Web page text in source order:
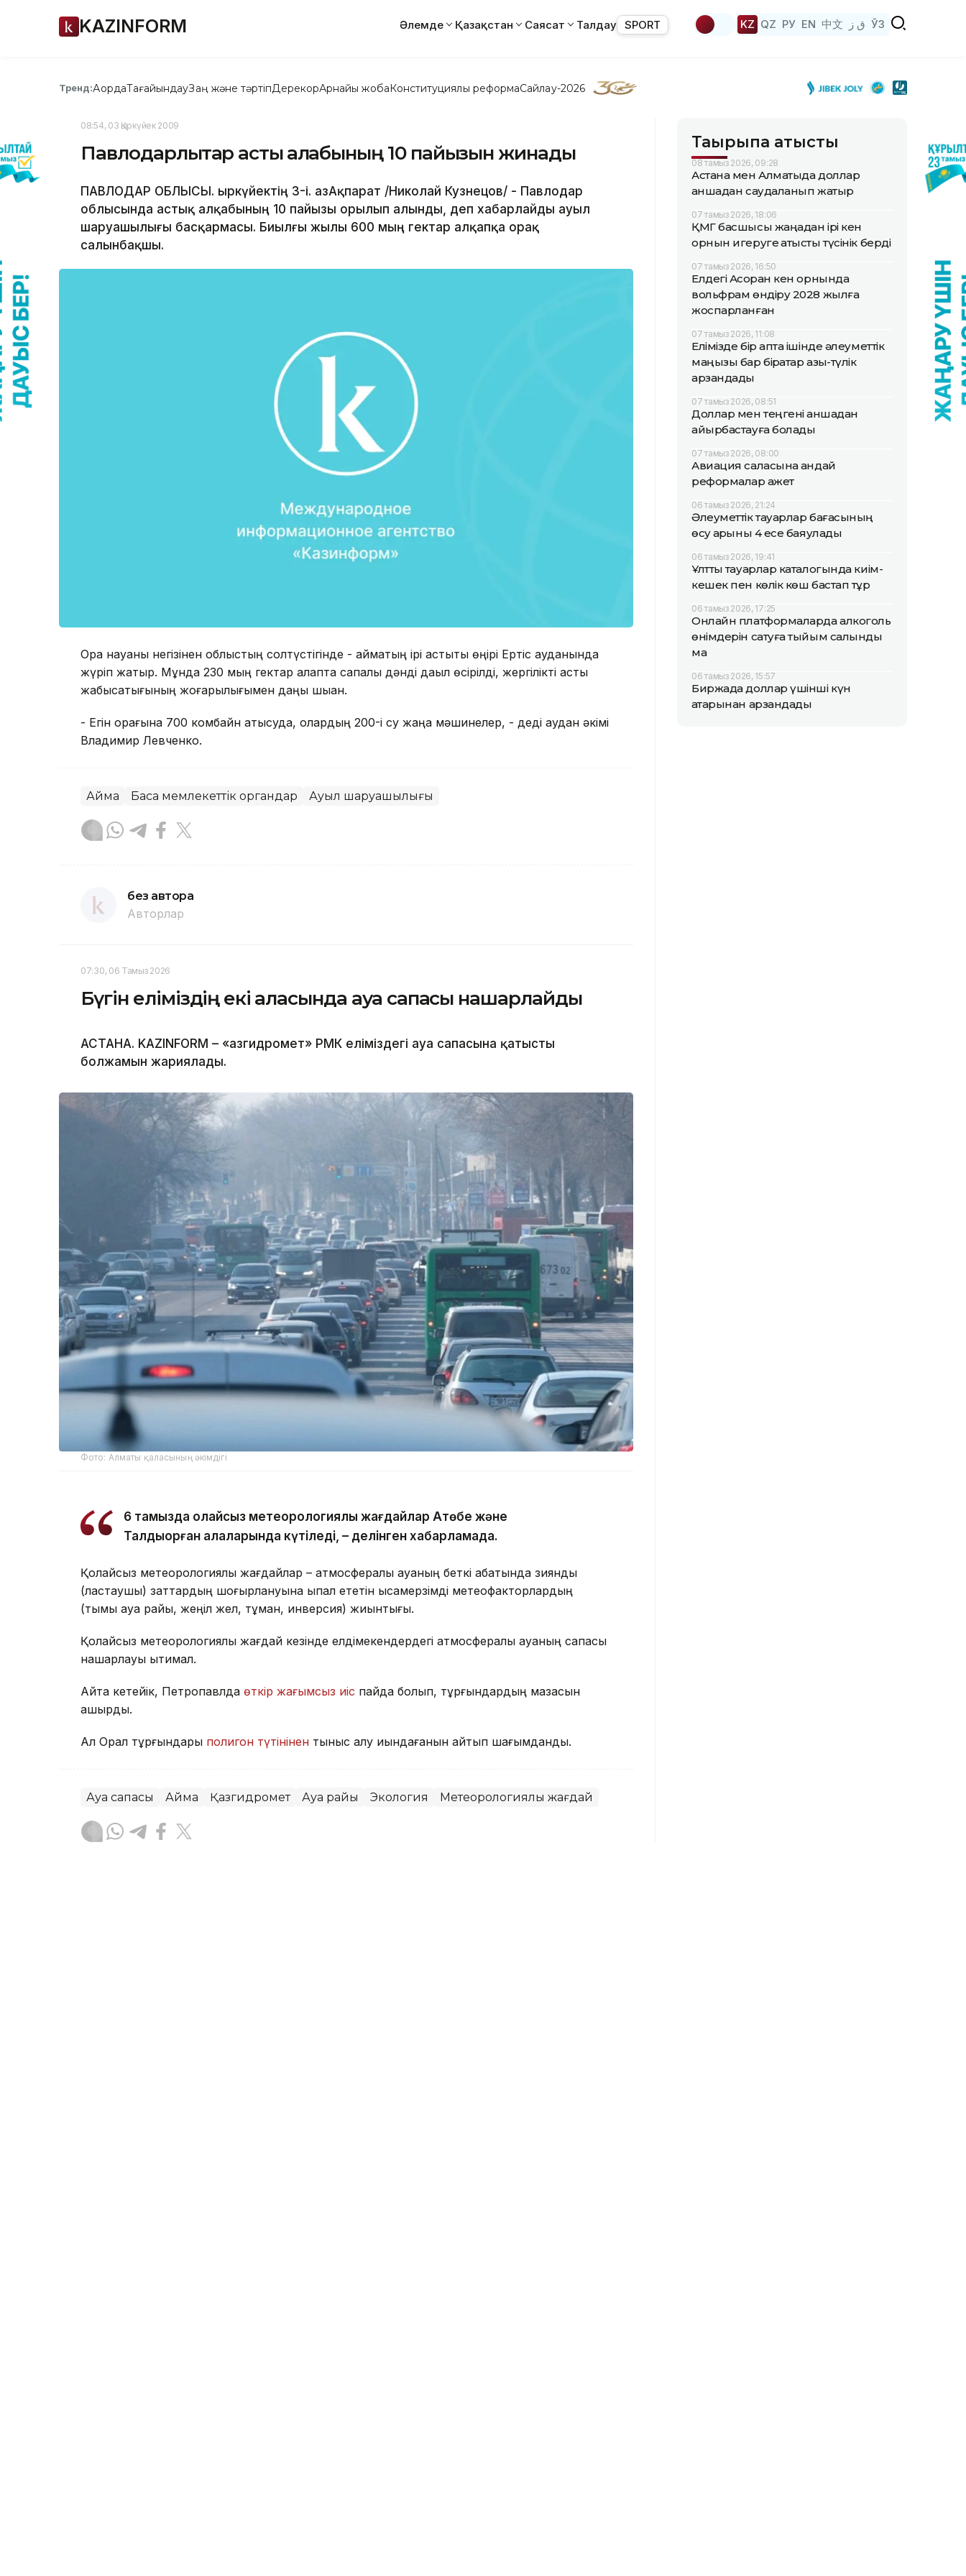
KAZINFORM Әлемде Қазақстан Саясат Талдау SPORT KZ QZ РУ EN 中文 ق ز ЎЗ
Тренд:АқордаТағайындауЗаң және тәртіпДерекқорАрнайы жобаКонституциялық реформаСайлау-2026
08:54, 03 Қыркүйек 2009
Павлодарлықтар астық алқабының 10 пайызын жинады
ПАВЛОДАР ОБЛЫСЫ. Қыркүйектің 3-і. ҚазАқпарат /Николай Кузнецов/ - Павлодар
облысында астық алқабының 10 пайызы орылып алынды, деп хабарлайды ауыл
шаруашылығы басқармасы. Биылғы жылы 600 мың гектар алқапқа орақ
салынбақшы.
Орақ науқаны негізінен облыстың солтүстігінде - аймақтың ірі астықты өңірі Ертіс ауданында
жүріп жатыр. Мұнда 230 мың гектар алқапта сапалы дәнді дақыл өсірілді, жергілікті астық
жабысқақтығының жоғарылығымен даңқы шыққан.
- Егін орағына 700 комбайн қатысуда, олардың 200-і су жаңа мәшинелер, - деді аудан әкімі
Владимир Левченко.
Аймақ Басқа мемлекеттік органдар Ауыл шаруашылығы
без автора
Авторлар
07:30, 06 Тамыз 2026
Бүгін еліміздің екі қаласында ауа сапасы нашарлайды
АСТАНА. KAZINFORM – «Қазгидромет» РМК еліміздегі ауа сапасына қатысты
болжамын жариялады.
Фото: Алматы қаласының әкімдігі
6 тамызда қолайсыз метеорологиялық жағдайлар Ақтөбе және
Талдықорған қалаларында күтіледі, – делінген хабарламада.
Қолайсыз метеорологиялық жағдайлар – атмосфералық ауаның беткі қабатында зиянды
(ластаушы) заттардың шоғырлануына ықпал ететін қысқамерзімді метеофакторлардың
(тымық ауа райы, жеңіл жел, тұман, инверсия) жиынтығы.
Қолайсыз метеорологиялық жағдай кезінде елдімекендердегі атмосфералық ауаның сапасы
нашарлауы ықтимал.
Айта кетейік, Петропавлда өткір жағымсыз иіс пайда болып, тұрғындардың мазасын
қашырды.
Ал Орал тұрғындары полигон түтінінен тыныс алу қиындағанын айтып шағымданды.
Ауа сапасы Аймақ Қазгидромет Ауа райы Экология Метеорологиялық жағдай
Тақырыпқа қатысты
08 тамыз 2026, 09:28
Астана мен Алматыда доллар
қаншадан саудаланып жатыр
07 тамыз 2026, 18:06
ҚМГ басшысы жаңадан ірі кен
орнын игеруге қатысты түсінік берді
07 тамыз 2026, 16:50
Елдегі Ақсоран кен орнында
вольфрам өндіру 2028 жылға
жоспарланған
07 тамыз 2026, 11:08
Елімізде бір апта ішінде әлеуметтік
маңызы бар бірқатар азық-түлік
арзандады
07 тамыз 2026, 08:51
Доллар мен теңгені қаншадан
айырбастауға болады
07 тамыз 2026, 08:00
Авиация саласына қандай
реформалар қажет
06 тамыз 2026, 21:24
Әлеуметтік тауарлар бағасының
өсу қарқыны 4 есе баяулады
06 тамыз 2026, 19:41
Ұлттық тауарлар каталогында киім-
кешек пен көлік көш бастап тұр
06 тамыз 2026, 17:25
Онлайн платформаларда алкоголь
өнімдерін сатуға тыйым салынды
ма
06 тамыз 2026, 15:57
Биржада доллар үшінші күн
қатарынан арзандады